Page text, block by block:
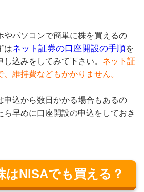
やパソコンで簡単に株を買えるの
はネット証券の口座開設の手順を
込みをしてみて下さい。 ネット証
維持費などもかかりません。
申込から数日かかる場合もあるの
ら早めに口座開設の申込をしておき
はNISAでも買える？